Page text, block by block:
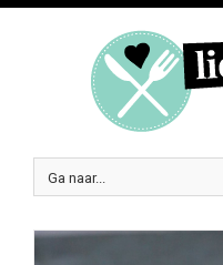
Ga naar...